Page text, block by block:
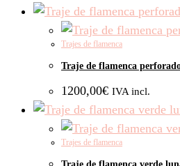
Trajes de flamenca
Traje de flamenca
1200,00€ IVA incl.
Trajes de flamenca